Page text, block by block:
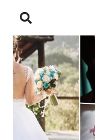
NASLOVNA
VESTI
ZADRUGA
SHOWBIZ